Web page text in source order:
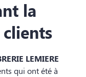
la
LEMIERE
qui ont été à